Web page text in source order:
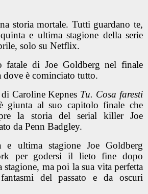
storia mortale. Tutti guardano te,
e ultima stagione della serie
solo su Netflix.
fatale di Joe Goldberg nel finale
dove è cominciato tutto.
Caroline Kepnes Tu. Cosa faresti
giunta al suo capitolo finale che
la storia del serial killer Joe
da Penn Badgley.
e ultima stagione Joe Goldberg
per godersi il lieto fine dopo
ma poi la sua vita perfetta
del passato e da oscuri